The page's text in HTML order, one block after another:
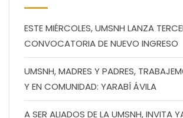
ESTE MIÉRCOLES, UMSNH LANZA
CONVOCATORIA DE NUEVO INGRESO
UMSNH, MADRES Y PADRES,
Y EN COMUNIDAD: YARABÍ ÁVILA
A SER ALIADOS DE LA UMSNH, INVITA